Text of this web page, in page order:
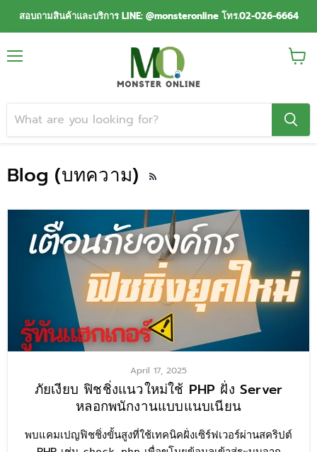
สอบถามสินค้าและบริการ LINE: @monsteronline โทร.02-026-6664
View
Blog (บทความ) RSS
April 17, 2025
ภัยเงียบ ฟิชชิ่งแนวใหม่ใช้ PHP ฝั่ง Server
หลอกพนักงานแบบแนบเนียน
พบแคมเปญฟิชชิ่งขั้นสูงที่ใช้เทคนิคฝั่งเซิร์ฟเวอร์ผ่านสคริปต์